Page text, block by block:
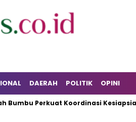
DAERAH POLITIK OPINI
Perkuat Koordinasi Kesiapsiagaan